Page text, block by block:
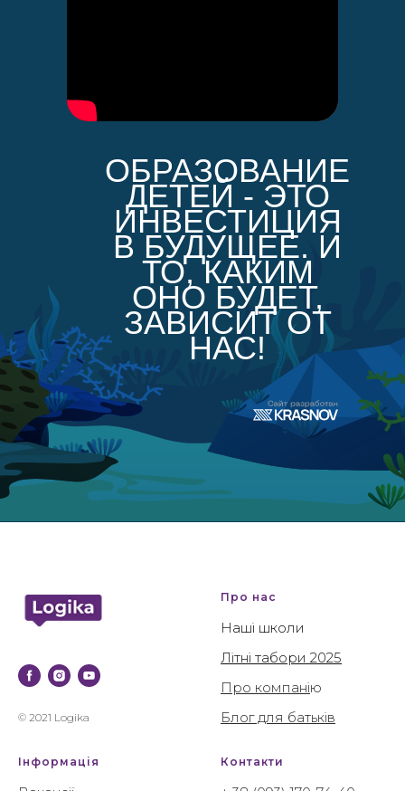
ОБРАЗОВАНИЕ
ДЕТЕЙ - ЭТО
ИНВЕСТИЦИЯ
В БУДУЩЕЕ. И
ТО, КАКИМ
ОНО БУДЕТ,
ЗАВИСИТ ОТ
НАС!
© 2021 Logika
Про нас
Наші школи
Літні табори 2025
Про компанію
Блог для батьків
Інформація Контакти